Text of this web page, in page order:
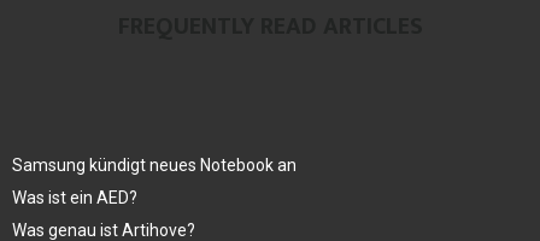
Samsung kündigt neues Notebook an
Was ist ein AED?
Was genau ist Artihove?